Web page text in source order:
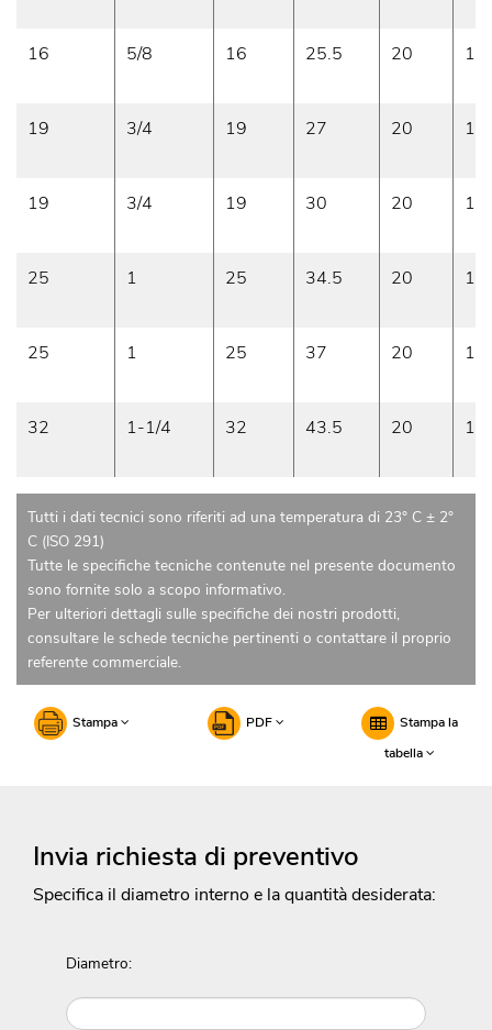
16 5/8 16 25.5 20 16
19 3/4 19 27 20 16
19 3/4 19 30 20 16
25 1 25 34.5 20 16
25 1 25 37 20 16
32 1-1/4 32 43.5 20 16
Tutti i dati tecnici sono riferiti ad una temperatura di 23° C ± 2°
C (ISO 291)
Tutte le specifiche tecniche contenute nel presente documento
sono fornite solo a scopo informativo.
Per ulteriori dettagli sulle specifiche dei nostri prodotti,
consultare le schede tecniche pertinenti o contattare il proprio
referente commerciale.
Stampa PDF
Stampa la
tabella
Invia richiesta di preventivo
Specifica il diametro interno e la quantità desiderata:
Diametro: